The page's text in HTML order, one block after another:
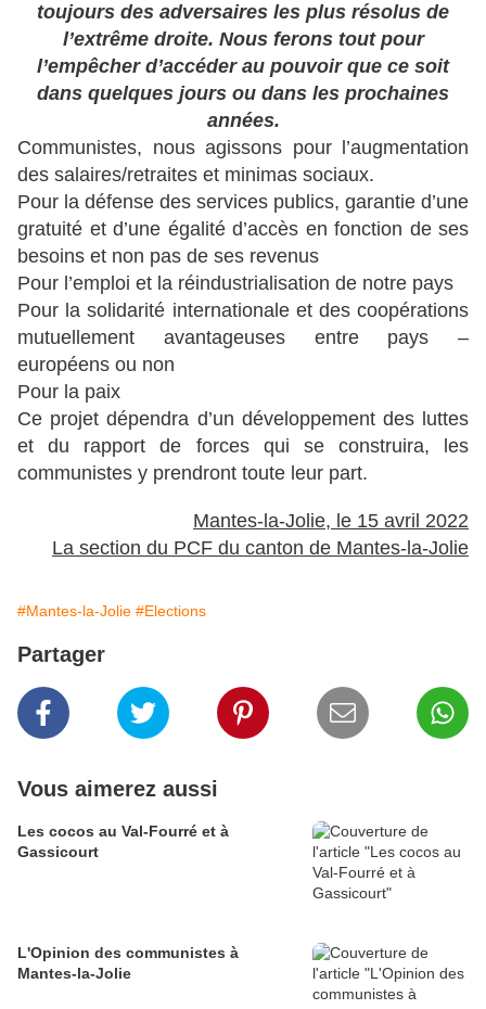
toujours des adversaires les plus résolus de
l’extrême droite. Nous ferons tout pour
l’empêcher d’accéder au pouvoir que ce soit
dans quelques jours ou dans les prochaines
années.
Communistes, nous agissons pour l’augmentation
des salaires/retraites et minimas sociaux.
Pour la défense des services publics, garantie d’une
gratuité et d’une égalité d’accès en fonction de ses
besoins et non pas de ses revenus
Pour l’emploi et la réindustrialisation de notre pays
Pour la solidarité internationale et des coopérations
mutuellement avantageuses entre pays –
européens ou non
Pour la paix
Ce projet dépendra d’un développement des luttes
et du rapport de forces qui se construira, les
communistes y prendront toute leur part.
Mantes-la-Jolie, le 15 avril 2022
La section du PCF du canton de Mantes-la-Jolie
#Mantes-la-Jolie #Elections
Partager
Vous aimerez aussi
Les cocos au Val-Fourré et à
Gassicourt
L'Opinion des communistes à
Mantes-la-Jolie